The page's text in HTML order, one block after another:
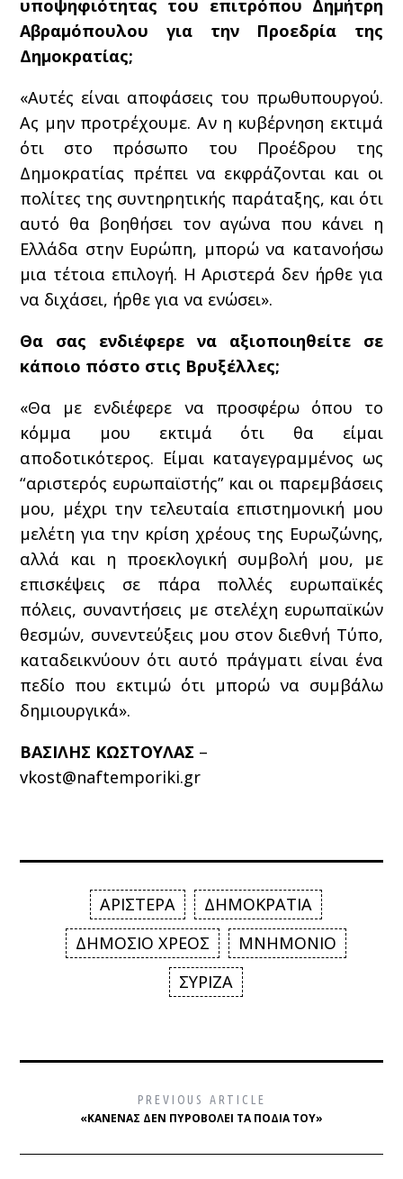
υποψηφιότητας του επιτρόπου Δημήτρη
Αβραμόπουλου για την Προεδρία της
Δημοκρατίας;
«Αυτές είναι αποφάσεις του πρωθυπουργού.
Ας μην προτρέχουμε. Αν η κυβέρνηση εκτιμά
ότι στο πρόσωπο του Προέδρου της
Δημοκρατίας πρέπει να εκφράζονται και οι
πολίτες της συντηρητικής παράταξης, και ότι
αυτό θα βοηθήσει τον αγώνα που κάνει η
Ελλάδα στην Ευρώπη, μπορώ να κατανοήσω
μια τέτοια επιλογή. Η Αριστερά δεν ήρθε για
να διχάσει, ήρθε για να ενώσει».
Θα σας ενδιέφερε να αξιοποιηθείτε σε
κάποιο πόστο στις Βρυξέλλες;
«Θα με ενδιέφερε να προσφέρω όπου το
κόμμα μου εκτιμά ότι θα είμαι
αποδοτικότερος. Είμαι καταγεγραμμένος ως
“αριστερός ευρωπαϊστής” και οι παρεμβάσεις
μου, μέχρι την τελευταία επιστημονική μου
μελέτη για την κρίση χρέους της Ευρωζώνης,
αλλά και η προεκλογική συμβολή μου, με
επισκέψεις σε πάρα πολλές ευρωπαϊκές
πόλεις, συναντήσεις με στελέχη ευρωπαϊκών
θεσμών, συνεντεύξεις μου στον διεθνή Τύπο,
καταδεικνύουν ότι αυτό πράγματι είναι ένα
πεδίο που εκτιμώ ότι μπορώ να συμβάλω
δημιουργικά».
ΒΑΣΙΛΗΣ ΚΩΣΤΟΥΛΑΣ –
vkost@naftemporiki.gr
ΑΡΙΣΤΕΡΑ
ΔΗΜΟΚΡΑΤΙΑ
ΔΗΜΟΣΙΟ ΧΡΕΟΣ
ΜΝΗΜΟΝΙΟ
ΣΥΡΙΖΑ
PREVIOUS ARTICLE
«ΚΑΝΈΝΑΣ ΔΕΝ ΠΥΡΟΒΟΛΕΊ ΤΑ ΠΌΔΙΑ ΤΟΥ»